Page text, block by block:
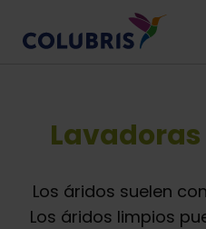
Los áridos suelen
Los áridos limpios